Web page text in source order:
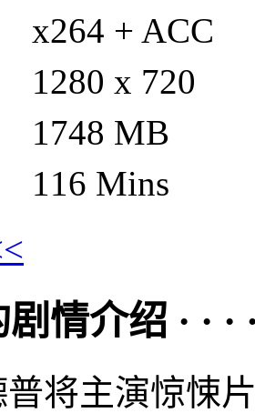
x264 + ACC
1280 x 720
1748 MB
Mins
情介绍 · · ·
普将主演惊悚